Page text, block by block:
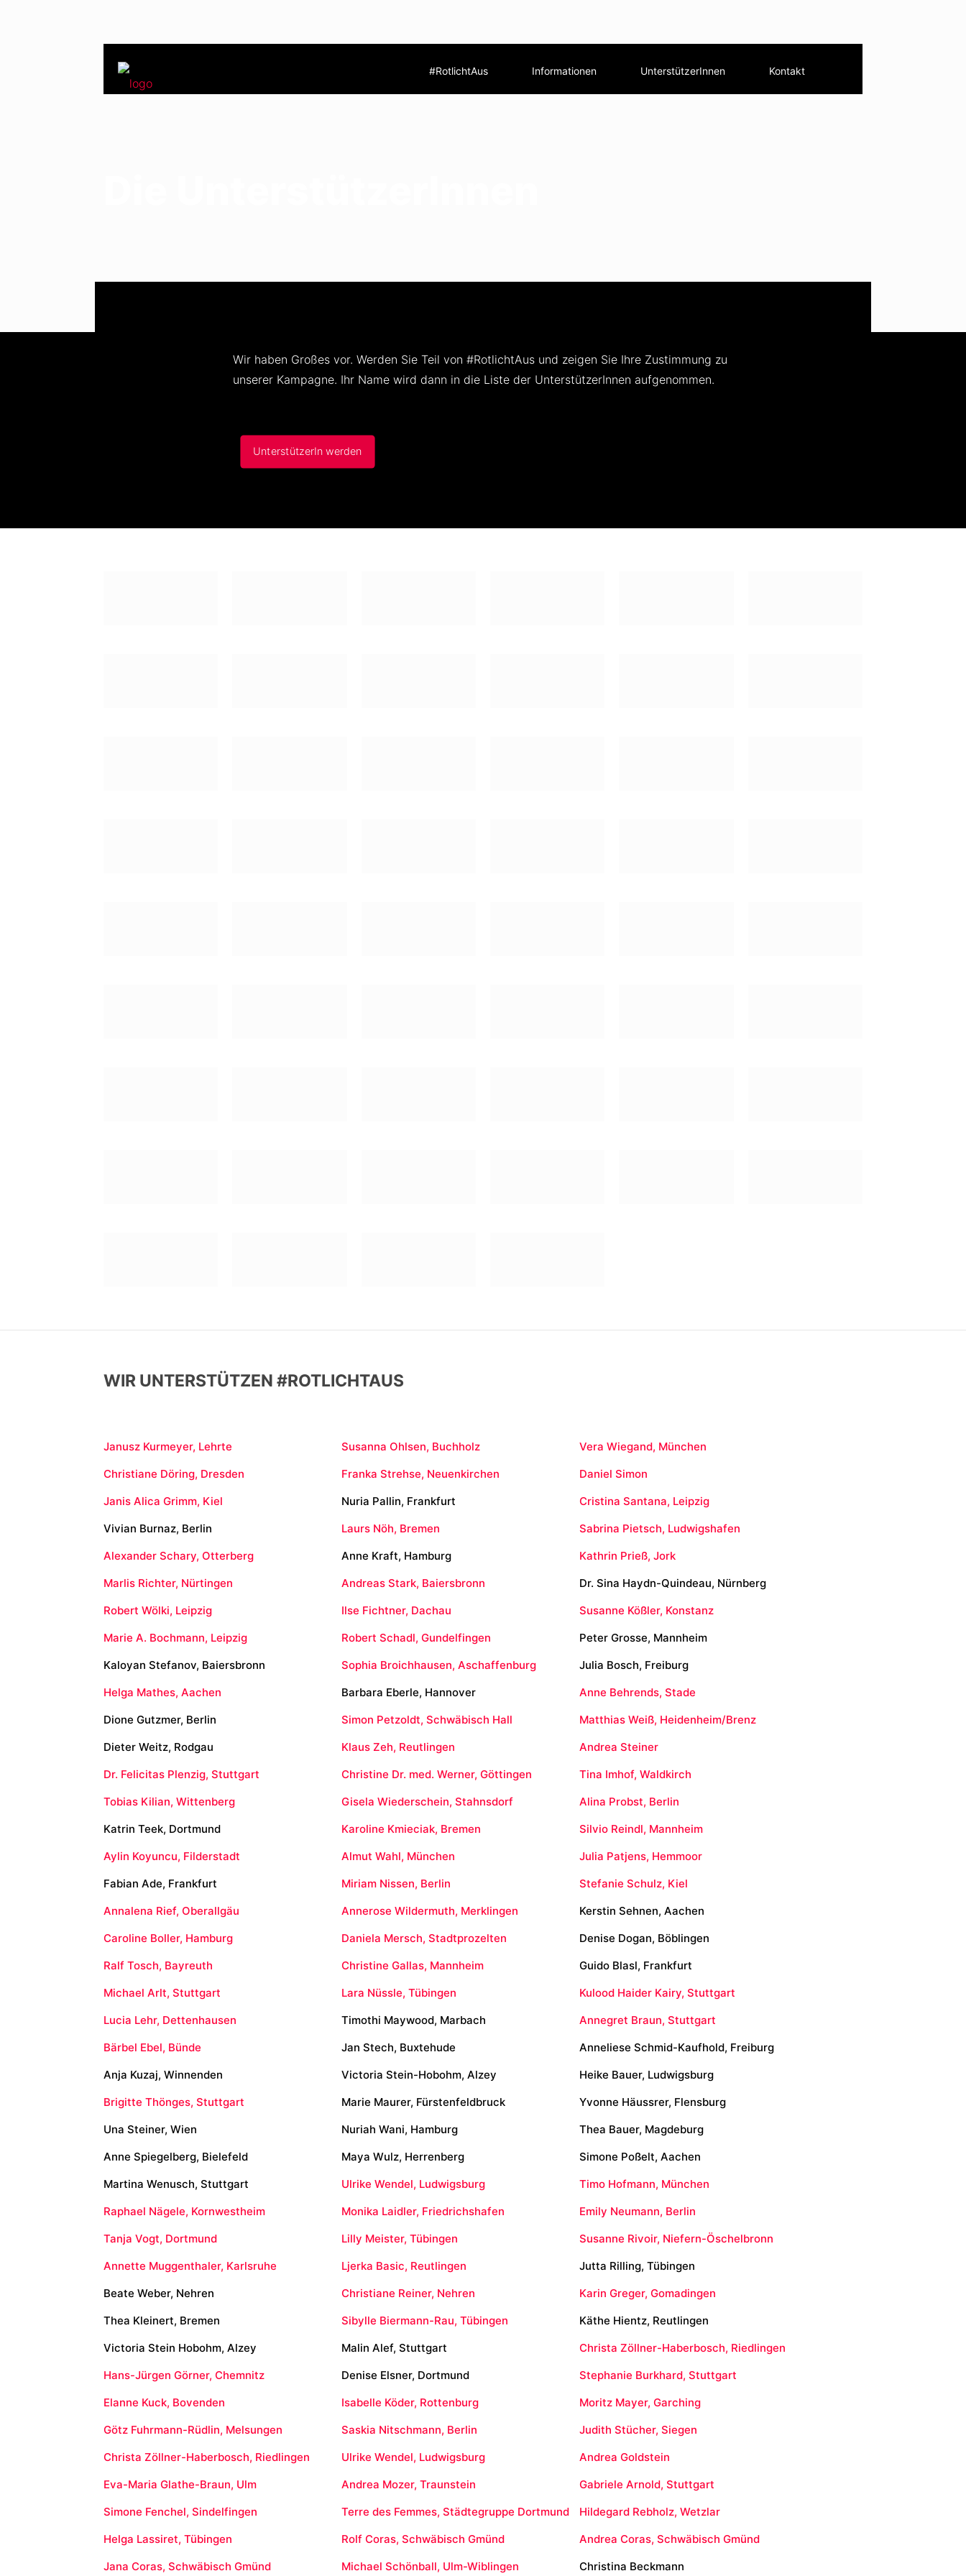
#RotlichtAus Informationen UnterstützerInnen Kontakt
Wir haben Großes vor. Werden Sie Teil von #RotlichtAus und zeigen Sie Ihre Zustimmung zu
unserer Kampagne. Ihr Name wird dann in die Liste der UnterstützerInnen aufgenommen.
UnterstützerIn werden
WIR UNTERSTÜTZEN #ROTLICHTAUS
Janusz Kurmeyer, Lehrte Susanna Ohlsen, Buchholz
Vera Wiegand, München
Christiane Döring, Dresden
Franka Strehse, Neuenkirchen
Daniel Simon
Janis Alica Grimm, Kiel
Nuria Pallin, Frankfurt
Cristina Santana, Leipzig
Vivian Burnaz, Berlin
Laurs Nöh, Bremen
Sabrina Pietsch, Ludwigshafen
Alexander Schary, Otterberg
Anne Kraft, Hamburg
Kathrin Prieß, Jork
Marlis Richter, Nürtingen
Andreas Stark, Baiersbronn
Dr. Sina Haydn-Quindeau, Nürnberg
Robert Wölki, Leipzig
Ilse Fichtner, Dachau
Susanne Kößler, Konstanz
Marie A. Bochmann, Leipzig
Robert Schadl, Gundelfingen
Peter Grosse, Mannheim
Kaloyan Stefanov, Baiersbronn
Sophia Broichhausen, Aschaffenburg
Julia Bosch, Freiburg
Helga Mathes, Aachen
Barbara Eberle, Hannover
Anne Behrends, Stade
Dione Gutzmer, Berlin
Simon Petzoldt, Schwäbisch Hall
Matthias Weiß, Heidenheim/Brenz
Dieter Weitz, Rodgau
Klaus Zeh, Reutlingen
Andrea Steiner
Dr. Felicitas Plenzig, Stuttgart
Christine Dr. med. Werner, Göttingen
Tina Imhof, Waldkirch
Tobias Kilian, Wittenberg
Gisela Wiederschein, Stahnsdorf
Alina Probst, Berlin
Katrin Teek, Dortmund
Karoline Kmieciak, Bremen
Silvio Reindl, Mannheim
Aylin Koyuncu, Filderstadt
Almut Wahl, München
Julia Patjens, Hemmoor
Fabian Ade, Frankfurt
Miriam Nissen, Berlin
Stefanie Schulz, Kiel
Annalena Rief, Oberallgäu
Annerose Wildermuth, Merklingen
Kerstin Sehnen, Aachen
Caroline Boller, Hamburg
Daniela Mersch, Stadtprozelten
Denise Dogan, Böblingen
Ralf Tosch, Bayreuth
Christine Gallas, Mannheim
Guido Blasl, Frankfurt
Michael Arlt, Stuttgart
Lara Nüssle, Tübingen
Kulood Haider Kairy, Stuttgart
Lucia Lehr, Dettenhausen
Timothi Maywood, Marbach
Annegret Braun, Stuttgart
Bärbel Ebel, Bünde
Jan Stech, Buxtehude
Anneliese Schmid-Kaufhold, Freiburg
Anja Kuzaj, Winnenden
Victoria Stein-Hobohm, Alzey
Heike Bauer, Ludwigsburg
Brigitte Thönges, Stuttgart
Marie Maurer, Fürstenfeldbruck
Yvonne Häussrer, Flensburg
Una Steiner, Wien
Nuriah Wani, Hamburg
Thea Bauer, Magdeburg
Anne Spiegelberg, Bielefeld
Maya Wulz, Herrenberg
Simone Poßelt, Aachen
Martina Wenusch, Stuttgart
Ulrike Wendel, Ludwigsburg
Timo Hofmann, München
Raphael Nägele, Kornwestheim
Monika Laidler, Friedrichshafen
Emily Neumann, Berlin
Tanja Vogt, Dortmund
Lilly Meister, Tübingen
Susanne Rivoir, Niefern-Öschelbronn
Annette Muggenthaler, Karlsruhe
Ljerka Basic, Reutlingen
Jutta Rilling, Tübingen
Beate Weber, Nehren
Christiane Reiner, Nehren
Karin Greger, Gomadingen
Thea Kleinert, Bremen
Sibylle Biermann-Rau, Tübingen
Käthe Hientz, Reutlingen
Victoria Stein Hobohm, Alzey
Malin Alef, Stuttgart
Christa Zöllner-Haberbosch, Riedlingen
Hans-Jürgen Görner, Chemnitz
Denise Elsner, Dortmund
Stephanie Burkhard, Stuttgart
Elanne Kuck, Bovenden
Isabelle Köder, Rottenburg
Moritz Mayer, Garching
Götz Fuhrmann-Rüdlin, Melsungen
Saskia Nitschmann, Berlin
Judith Stücher, Siegen
Christa Zöllner-Haberbosch, Riedlingen
Ulrike Wendel, Ludwigsburg
Andrea Goldstein
Eva-Maria Glathe-Braun, Ulm
Andrea Mozer, Traunstein
Gabriele Arnold, Stuttgart
Simone Fenchel, Sindelfingen
Terre des Femmes, Städtegruppe Dortmund
Hildegard Rebholz, Wetzlar
Helga Lassiret, Tübingen
Rolf Coras, Schwäbisch Gmünd
Andrea Coras, Schwäbisch Gmünd
Jana Coras, Schwäbisch Gmünd
Michael Schönball, Ulm-Wiblingen Christina Beckmann